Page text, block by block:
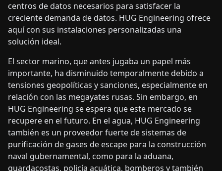
centros de datos necesarios para satisfacer la
creciente demanda de datos. HUG Engineering ofrece
aquí con sus instalaciones personalizadas una
solución ideal.
El sector marino, que antes jugaba un papel más
importante, ha disminuido temporalmente debido a
tensiones geopolíticas y sanciones, especialmente en
relación con las megayates rusas. Sin embargo, en
HUG Engineering se espera que este mercado se
recupere en el futuro. En el agua, HUG Engineering
también es un proveedor fuerte de sistemas de
purificación de gases de escape para la construcción
naval gubernamental, como para la aduana,
guardacostas, policía acuática, bomberos y también